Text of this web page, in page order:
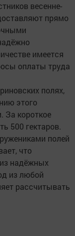
весенне-
прямо
имеется
оплаты труда
полях,
этого
За короткое
500 гектаров.
полей
что
надёжных
из любой
рассчитывать